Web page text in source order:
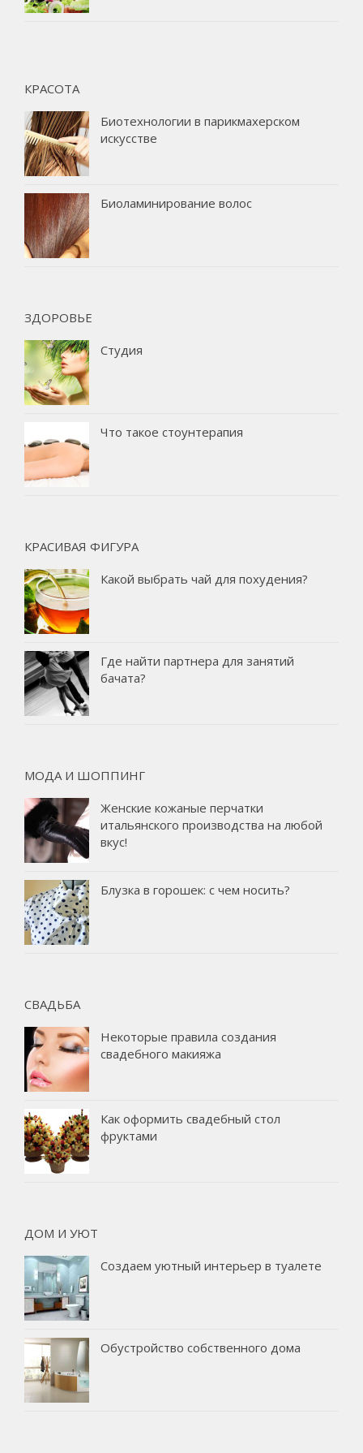
КРАСОТА
Биотехнологии в парикмахерском
искусстве
Биоламинирование волос
ЗДОРОВЬЕ
Студия
Что такое стоунтерапия
КРАСИВАЯ ФИГУРА
Какой выбрать чай для похудения?
Где найти партнера для занятий
бачата?
МОДА И ШОППИНГ
Женские кожаные перчатки
итальянского производства на любой
вкус!
Блузка в горошек: с чем носить?
СВАДЬБА
Некоторые правила создания
свадебного макияжа
Как оформить свадебный стол
фруктами
ДОМ И УЮТ
Создаем уютный интерьер в туалете
Обустройство собственного дома